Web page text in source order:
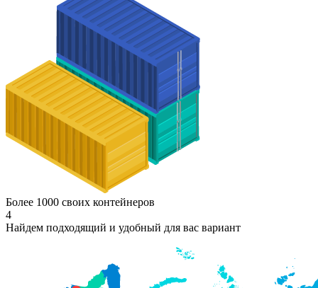
Более 1000 своих контейнеров
4
Найдем подходящий и удобный для вас вариант